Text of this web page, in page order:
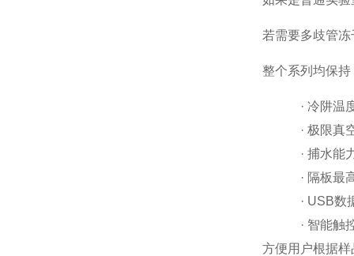
若需要多歧管
整个系列均保持
· 冷阱温
· 极限真
· 捕水能
· 隔板最
· USB数
· 智能触
方便用户根据